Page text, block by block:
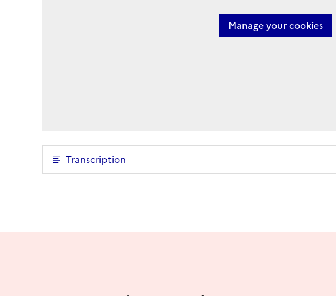
Manage your cookies
Transcription